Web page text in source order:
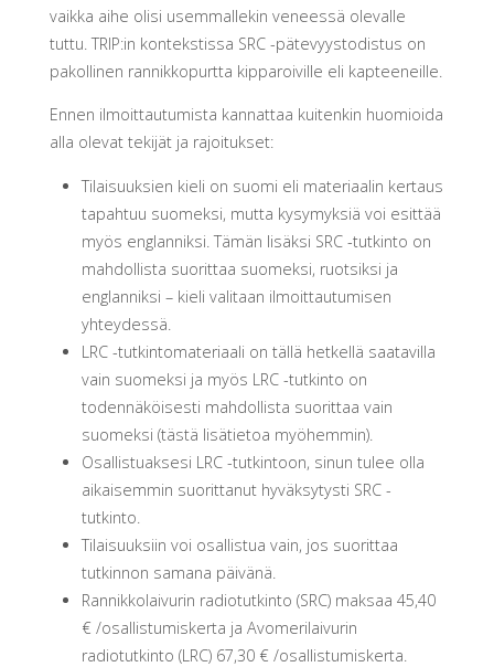
vaikka aihe olisi usemmallekin veneessä olevalle
tuttu. TRIP:in kontekstissa SRC -pätevyystodistus on
pakollinen rannikkopurtta kipparoiville eli kapteeneille.
Ennen ilmoittautumista kannattaa kuitenkin huomioida
alla olevat tekijät ja rajoitukset:
Tilaisuuksien kieli on suomi eli materiaalin kertaus
tapahtuu suomeksi, mutta kysymyksiä voi esittää
myös englanniksi. Tämän lisäksi SRC -tutkinto on
mahdollista suorittaa suomeksi, ruotsiksi ja
englanniksi – kieli valitaan ilmoittautumisen
yhteydessä.
LRC -tutkintomateriaali on tällä hetkellä saatavilla
vain suomeksi ja myös LRC -tutkinto on
todennäköisesti mahdollista suorittaa vain
suomeksi (tästä lisätietoa myöhemmin).
Osallistuaksesi LRC -tutkintoon, sinun tulee olla
aikaisemmin suorittanut hyväksytysti SRC -
tutkinto.
Tilaisuuksiin voi osallistua vain, jos suorittaa
tutkinnon samana päivänä.
Rannikkolaivurin radiotutkinto (SRC) maksaa 45,40
€ /osallistumiskerta ja Avomerilaivurin
radiotutkinto (LRC) 67,30 € /osallistumiskerta.